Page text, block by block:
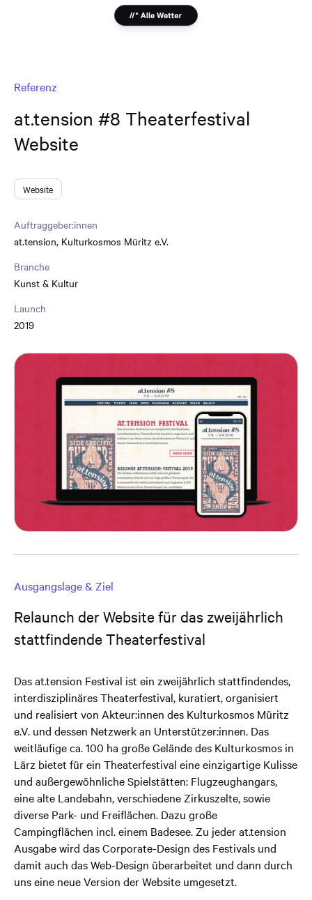
Referenz
at.tension #8 Theaterfestival
Website
Website
Auftraggeber:innen
at.tension, Kulturkosmos Müritz e.V.
Branche
Kunst & Kultur
Launch
2019
Ausgangslage & Ziel
Relaunch der Website für das zweijährlich
stattfindende Theaterfestival
Das at.tension Festival ist ein zweijährlich stattfindendes,
interdisziplinäres Theaterfestival, kuratiert, organisiert
und realisiert von Akteur:innen des Kulturkosmos Müritz
e.V. und dessen Netzwerk an Unterstützer:innen. Das
weitläufige ca. 100 ha große Gelände des Kulturkosmos in
Lärz bietet für ein Theaterfestival eine einzigartige Kulisse
und außergewöhnliche Spielstätten: Flugzeughangars,
eine alte Landebahn, verschiedene Zirkuszelte, sowie
diverse Park- und Freiflächen. Dazu große
Campingflächen incl. einem Badesee. Zu jeder at.tension
Ausgabe wird das Corporate-Design des Festivals und
damit auch das Web-Design überarbeitet und dann durch
uns eine neue Version der Website umgesetzt.